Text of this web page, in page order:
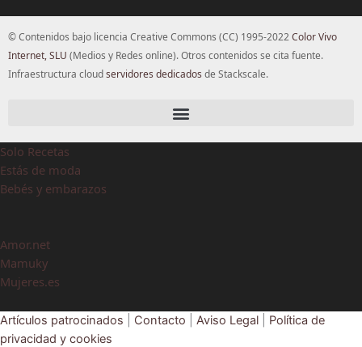
© Contenidos bajo licencia Creative Commons (CC) 1995-2022Color Vivo
Internet, SLU (Medios y Redes online). Otros contenidos se cita fuente.
Infraestructura cloudservidores dedicados de Stackscale.
Solo Recetas
Estás de moda
Bebés y embarazos
Amor.net
Mamuky
Mujeres.es
Artículos patrocinados Contacto Aviso Legal
Política de
privacidad y cookies